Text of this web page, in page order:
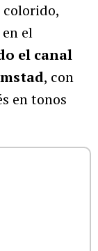
el
el canal
, con
en tonos